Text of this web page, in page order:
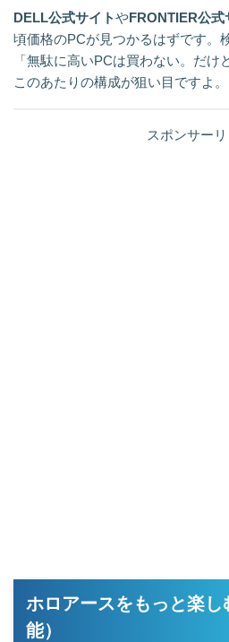
DELL公式サイトやFRONTIER公式
頃価格のPCが見つかるはずです。
「無駄に高いPCは買わない。だけ
このあたりの構成が狙い目ですよ。
スポンサーリ
ホロアースをもっと楽
能）